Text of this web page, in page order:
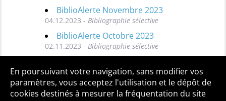
BiblioAlerte Novembre 2023
04.12.2023 - Bibliographie sélective
BiblioAlerte Octobre 2023
02.11.2023 - Bibliographie sélective
Toutes les BiblioAlertes
En poursuivant votre navigation, sans modifier vos
paramètres, vous acceptez l'utilisation et le dépôt de
cookies destinés à mesurer la fréquentation du site